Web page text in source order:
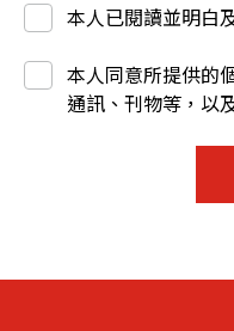
本人已閱讀並明白
本人同意所提供的
通訊、刊物等，以